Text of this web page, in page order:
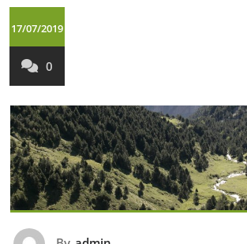
17/07/2019
0